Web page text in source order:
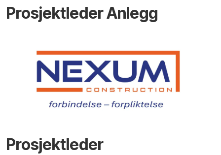
Prosjektleder Anlegg
Prosjektleder